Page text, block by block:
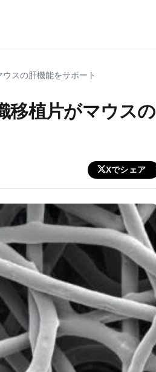
スの肝機能をサポート
移植片がマウスの
Xでシェア